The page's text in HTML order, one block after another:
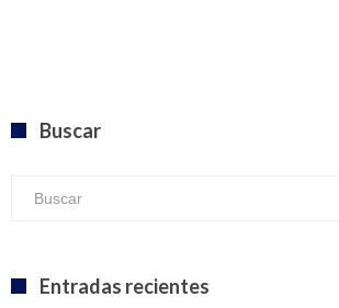
Buscar
Entradas recientes